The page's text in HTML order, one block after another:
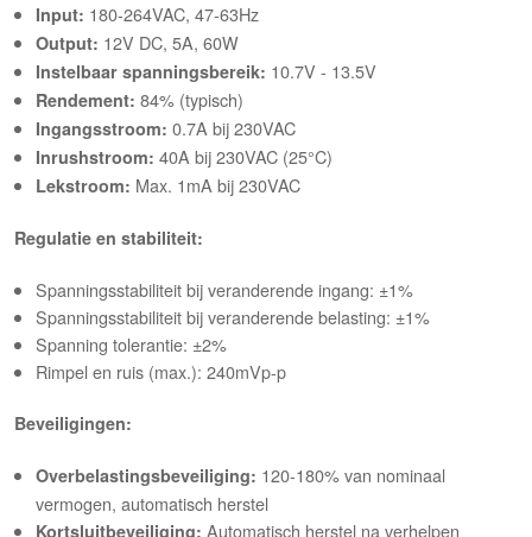
Input: 180-264VAC, 47-63Hz
Output: 12V DC, 5A, 60W
Instelbaar spanningsbereik: 10.7V - 13.5V
Rendement: 84% (typisch)
Ingangsstroom: 0.7A bij 230VAC
Inrushstroom: 40A bij 230VAC (25°C)
Lekstroom: Max. 1mA bij 230VAC
Regulatie en stabiliteit:
Spanningsstabiliteit bij veranderende ingang: ±1%
Spanningsstabiliteit bij veranderende belasting: ±1%
Spanning tolerantie: ±2%
Rimpel en ruis (max.): 240mVp-p
Beveiligingen:
Overbelastingsbeveiliging: 120-180% van nominaal
vermogen, automatisch herstel
Kortsluitbeveiliging: Automatisch herstel na verhelpen